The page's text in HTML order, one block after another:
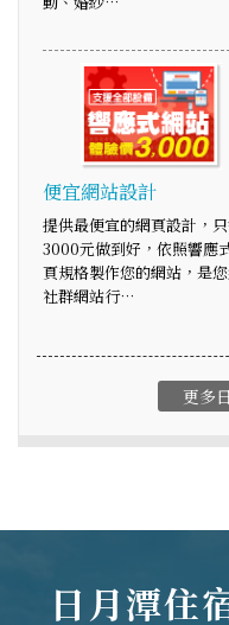
便宜網站設計
提供最便宜的網頁設計，
3000元做到好，依照響應
頁規格製作您的網站，是
社群網站行…
更多
日月潭住